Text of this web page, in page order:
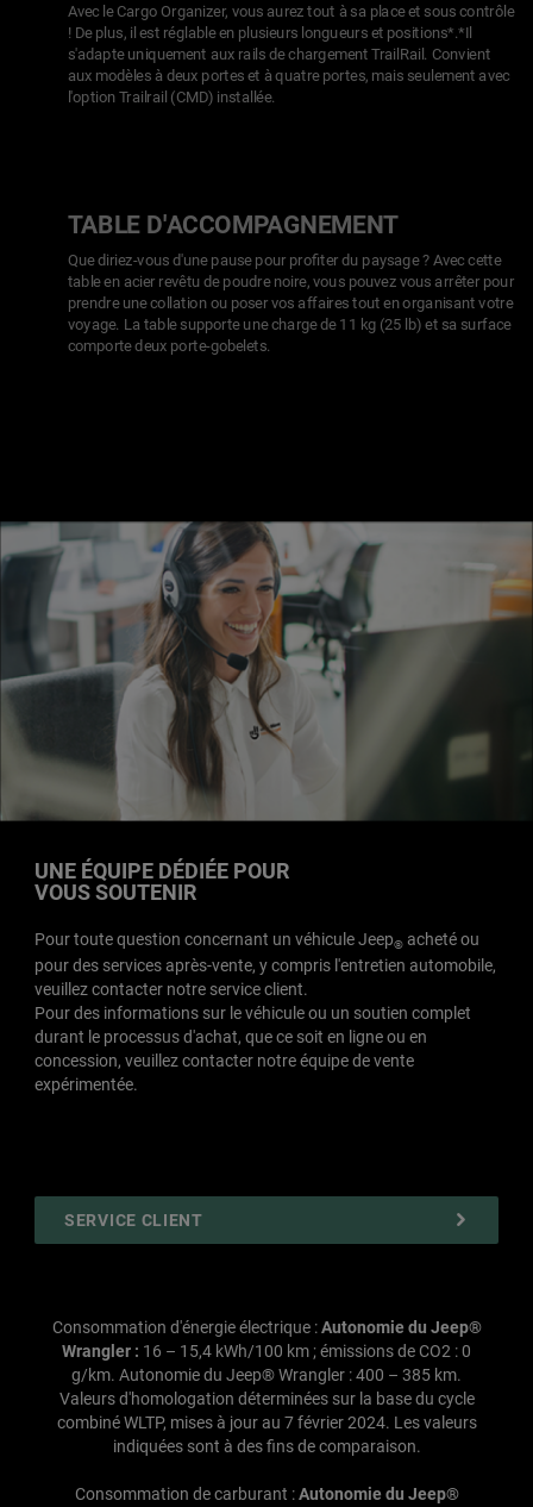
Avec le Cargo Organizer, vous aurez tout à sa place et sous contrôle
! De plus, il est réglable en plusieurs longueurs et positions*.*Il
s'adapte uniquement aux rails de chargement TrailRail. Convient
aux modèles à deux portes et à quatre portes, mais seulement avec
l'option Trailrail (CMD) installée.
TABLE D'ACCOMPAGNEMENT
Que diriez-vous d'une pause pour profiter du paysage ? Avec cette
table en acier revêtu de poudre noire, vous pouvez vous arrêter pour
prendre une collation ou poser vos affaires tout en organisant votre
voyage. La table supporte une charge de 11 kg (25 lb) et sa surface
comporte deux porte-gobelets.
UNE ÉQUIPE DÉDIÉE POUR
VOUS SOUTENIR
Pour toute question concernant un véhicule Jeep® acheté ou
pour des services après-vente, y compris l'entretien automobile,
veuillez contacter notre service client.
Pour des informations sur le véhicule ou un soutien complet
durant le processus d'achat, que ce soit en ligne ou en
concession, veuillez contacter notre équipe de vente
expérimentée.
SERVICE CLIENT
Consommation d'énergie électrique :Autonomie du Jeep®
Wrangler : 16 – 15,4 kWh/100 km ; émissions de CO2 : 0
g/km. Autonomie du Jeep® Wrangler : 400 – 385 km.
Valeurs d'homologation déterminées sur la base du cycle
combiné WLTP, mises à jour au 7 février 2024. Les valeurs
indiquées sont à des fins de comparaison.
Consommation de carburant :Autonomie du Jeep®